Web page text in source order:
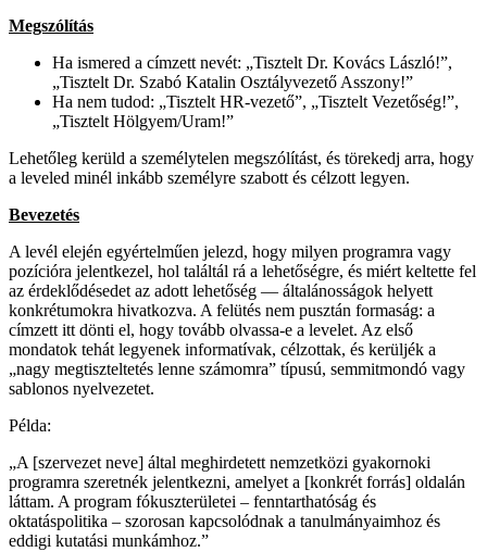
Megszólítás
Ha ismered a címzett nevét: „Tisztelt Dr. Kovács László!”,
„Tisztelt Dr. Szabó Katalin Osztályvezető Asszony!”
Ha nem tudod: „Tisztelt HR-vezető”, „Tisztelt Vezetőség!”,
„Tisztelt Hölgyem/Uram!”
Lehetőleg kerüld a személytelen megszólítást, és törekedj arra, hogy
a leveled minél inkább személyre szabott és célzott legyen.
Bevezetés
A levél elején egyértelműen jelezd, hogy milyen programra vagy
pozícióra jelentkezel, hol találtál rá a lehetőségre, és miért keltette fel
az érdeklődésedet az adott lehetőség — általánosságok helyett
konkrétumokra hivatkozva. A felütés nem pusztán formaság: a
címzett itt dönti el, hogy tovább olvassa-e a levelet. Az első
mondatok tehát legyenek informatívak, célzottak, és kerüljék a
„nagy megtiszteltetés lenne számomra” típusú, semmitmondó vagy
sablonos nyelvezetet.
Példa:
„A [szervezet neve] által meghirdetett nemzetközi gyakornoki
programra szeretnék jelentkezni, amelyet a [konkrét forrás] oldalán
láttam. A program fókuszterületei – fenntarthatóság és
oktatáspolitika – szorosan kapcsolódnak a tanulmányaimhoz és
eddigi kutatási munkámhoz.”